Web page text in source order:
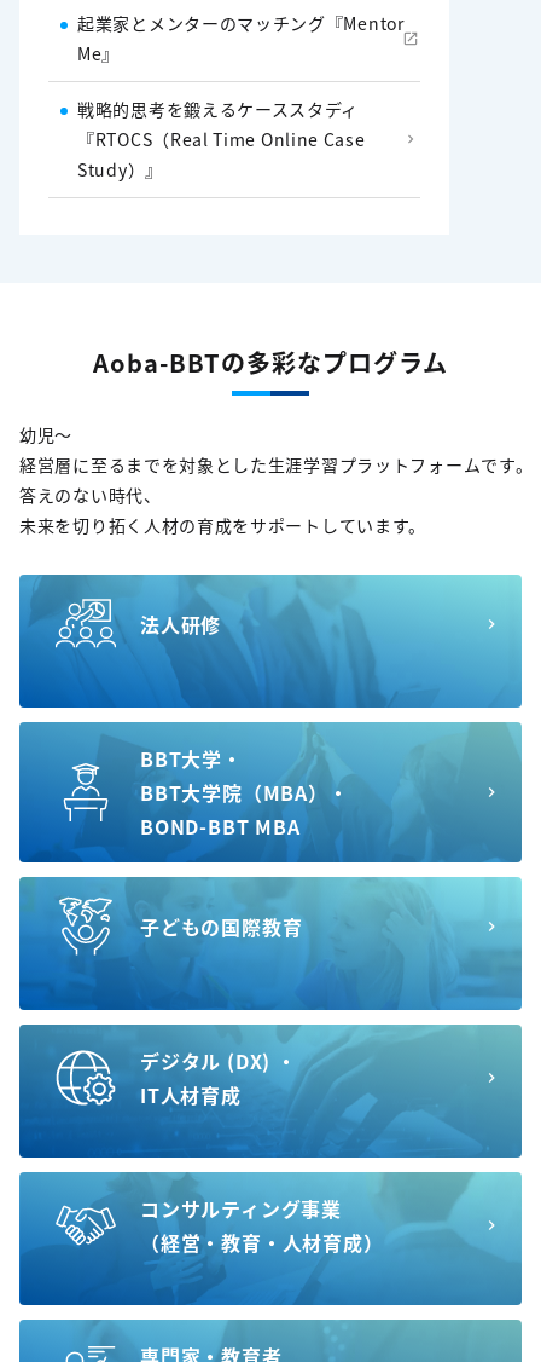
起業家とメンターのマッチング『Mentor
Me』
戦略的思考を鍛えるケーススタディ
『RTOCS（Real Time Online Case
Study）』
Aoba-BBTの多彩なプログラム
幼児～
経営層に至るまでを対象とした生涯学習プラットフォームです。
答えのない時代、
未来を切り拓く人材の育成をサポートしています。
法人研修
BBT大学・
BBT大学院（MBA）・
BOND-BBT MBA
子どもの国際教育
デジタル (DX) ・
IT人材育成
コンサルティング事業
（経営・教育・人材育成）
専門家・教育者